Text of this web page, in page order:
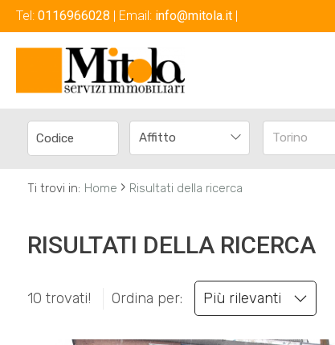
Tel: 0116966028 | Email: info@mitola.it |
Affitto Torino
Ti trovi in: Home › Risultati della ricerca
RISULTATI DELLA RICERCA
10 trovati! Ordina per: Più rilevanti
HOME
CHI
Codice
Contratto